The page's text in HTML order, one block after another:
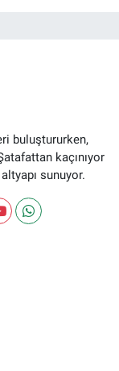
buluştururken,
kaçınıyor
sunuyor.